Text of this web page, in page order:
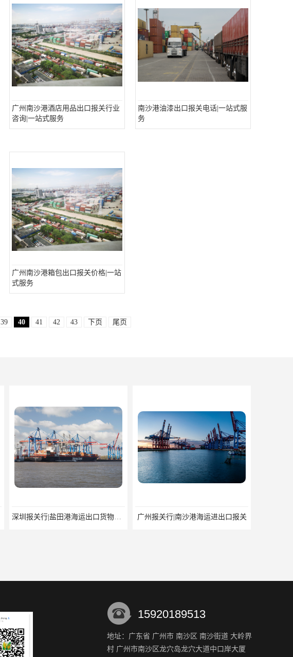
广州南沙港酒店用品出口报关行业
咨询|一站式服务
南沙港油漆出口报关电话|一站式服
务
广州南沙港箱包出口报关价格|一站
式服务
39 40 41 42 43 下页 尾页
深圳报关行|盐田港海运出口货物报关行 广州报关行|南沙港海运进出口报关
15920189513
地址：广东省 广州市 南沙区 南沙街道 大岭界
村 广州市南沙区龙穴岛龙穴大道中口岸大厦